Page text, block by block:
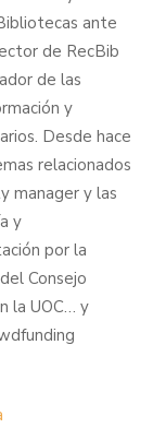
ante
de RecBib
de las
y
Desde hace
relacionados
manager y las
y
por la
Consejo
la UOC… y